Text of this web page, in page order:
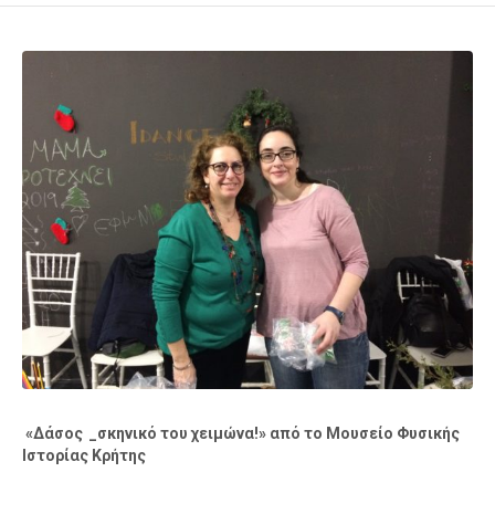
«Δάσος _σκηνικό του χειμώνα!» από το Μουσείο Φυσικής
Ιστορίας Κρήτης